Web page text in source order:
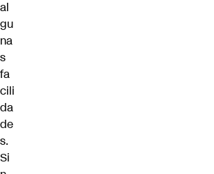
al
gu
na
s
fa
cili
da
de
s.
Si